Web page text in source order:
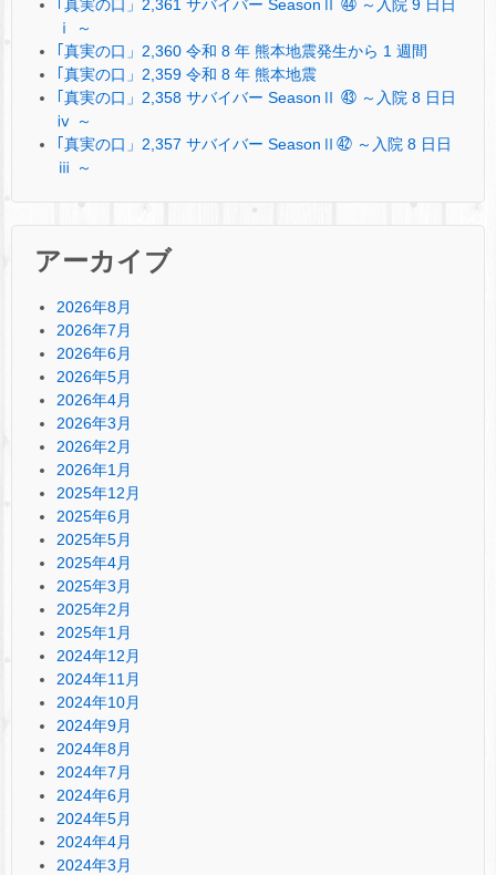
｢真実の口」2,361 サバイバー SeasonⅡ ㊹ ～入院 9 日日
ⅰ ～
｢真実の口」2,360 令和 8 年 熊本地震発生から 1 週間
｢真実の口」2,359 令和 8 年 熊本地震
｢真実の口」2,358 サバイバー SeasonⅡ ㊸ ～入院 8 日日
ⅳ ～
｢真実の口」2,357 サバイバー SeasonⅡ㊷ ～入院 8 日日
ⅲ ～
アーカイブ
2026年8月
2026年7月
2026年6月
2026年5月
2026年4月
2026年3月
2026年2月
2026年1月
2025年12月
2025年6月
2025年5月
2025年4月
2025年3月
2025年2月
2025年1月
2024年12月
2024年11月
2024年10月
2024年9月
2024年8月
2024年7月
2024年6月
2024年5月
2024年4月
2024年3月